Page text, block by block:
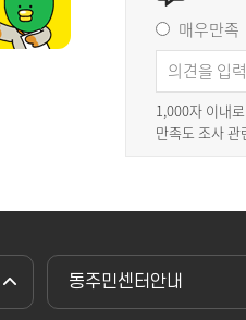
매우만족
1,000자 이내
만족도 조사
동주민센터안내